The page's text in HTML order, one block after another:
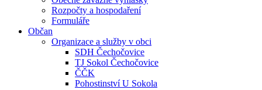
Rozpočty a hospodaření
Formuláře
Občan
Organizace a služby v obci
SDH Čechočovice
TJ Sokol Čechočovice
ČČK
Pohostinství U Sokola